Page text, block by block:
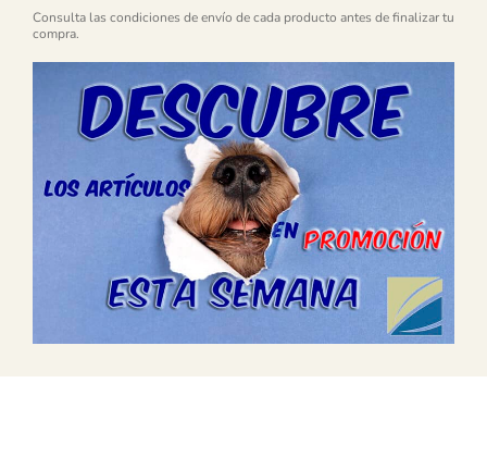
Consulta las condiciones de envío de cada producto antes de finalizar tu
compra.